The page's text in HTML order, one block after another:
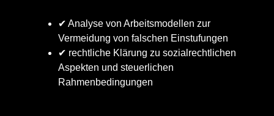
✔ Analyse von Arbeitsmodellen zur
Vermeidung von falschen Einstufungen
✔ rechtliche Klärung zu sozialrechtlichen
Aspekten und steuerlichen
Rahmenbedingungen